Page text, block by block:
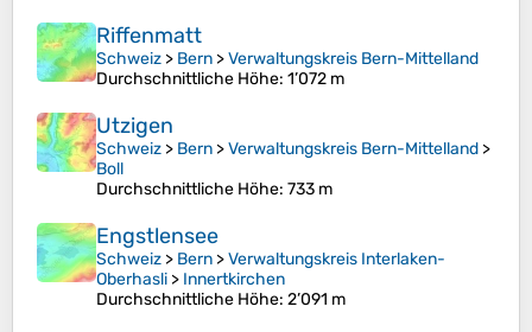
Riffenmatt
Schweiz > Bern >Verwaltungskreis Bern-Mittelland
Durchschnittliche Höhe: 1’072 m
Utzigen
Schweiz > Bern >Verwaltungskreis Bern-Mittelland >
Boll
Durchschnittliche Höhe: 733 m
Engstlensee
Schweiz > Bern >Verwaltungskreis Interlaken-
Oberhasli > Innertkirchen
Durchschnittliche Höhe: 2’091 m